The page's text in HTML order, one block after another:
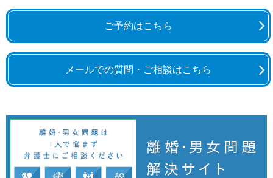
ご予約はこちら
メールでの質問・ご相談はこちら